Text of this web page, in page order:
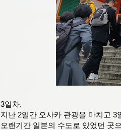
3일차.
지난 2일간 오사카 관광을 마치고 3
오랜기간 일본의 수도로 있었던 곳